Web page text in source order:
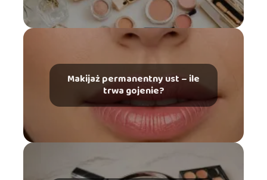
Makijaż permanentny ust – ile
trwa gojenie?